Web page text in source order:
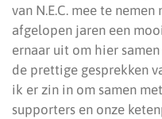
van N.E.C. mee te nemen
afgelopen jaren een
ernaar uit om hier
de prettige gesprekken
ik er zin in om samen
supporters en onze